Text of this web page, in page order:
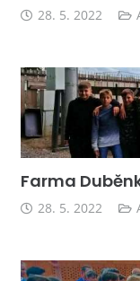
28. 5. 2022
Farma
28. 5. 2022